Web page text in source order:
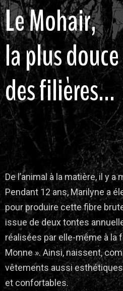
Le Mohair,
la plus douce
des filières…
De l’animal à la matière, il y
Pendant 12 ans, Marilyne a
pour produire cette fibre
issue de deux tontes
réalisées par elle-même à la
Monne ». Ainsi, naissent,
vêtements aussi
et confortables.